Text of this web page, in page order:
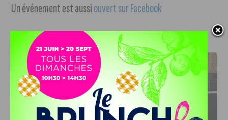
Un événement est aussiouvert sur Facebook
J'AIME LE DFCO